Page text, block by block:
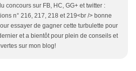
concours sur FB, HC, GG+ et twitter :
n° 216, 217, 218 et 219<br /> bonne
essayer de gagner cette turbulette pour
et a bientôt pour plein de conseils et
sur mon blog!